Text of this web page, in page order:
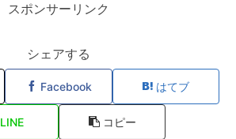
スポンサーリンク
シェアする
Facebook はてブ
LINE コピー